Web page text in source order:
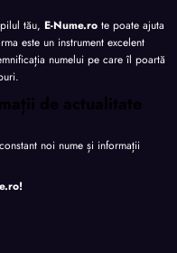
tău, E-Nume.ro te poate ajuta
este un instrument excelent
numelui pe care îl poartă
de actualitate
noi nume și informații
!